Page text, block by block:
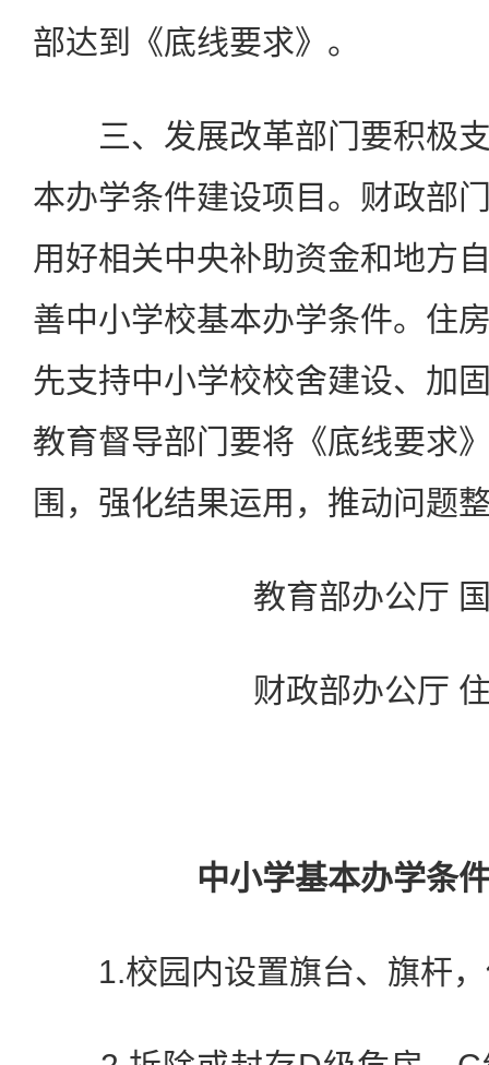
部达到《底线要求》。
三、发展改革部门要积极支
本办学条件建设项目。财政部
用好相关中央补助资金和地方
善中小学校基本办学条件。住
先支持中小学校校舍建设、加
教育督导部门要将《底线要求
围，强化结果运用，推动问题
教育部办公厅 国
财政部办公厅 住
中小学基本办学条
1.校园内设置旗台、旗杆，